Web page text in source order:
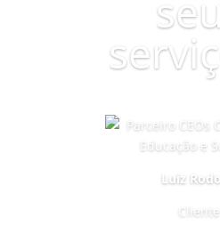
Luiz
Cliente